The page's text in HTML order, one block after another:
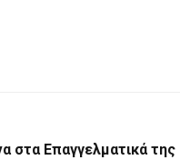
στα Επαγγελματικά της